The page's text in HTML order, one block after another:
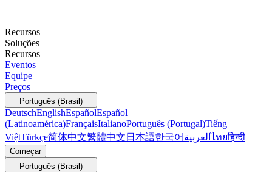
Recursos
Soluções
Recursos
Eventos
Equipe
Preços
Português (Brasil)
DeutschEnglishEspañolEspañol
(Latinoamérica)FrançaisItalianoPortuguês (Portugal)Tiếng
ViệtTürkçe简体中文繁體中文 日本語한국어 العربيةไทยहिन्दी
Começar
Português (Brasil)